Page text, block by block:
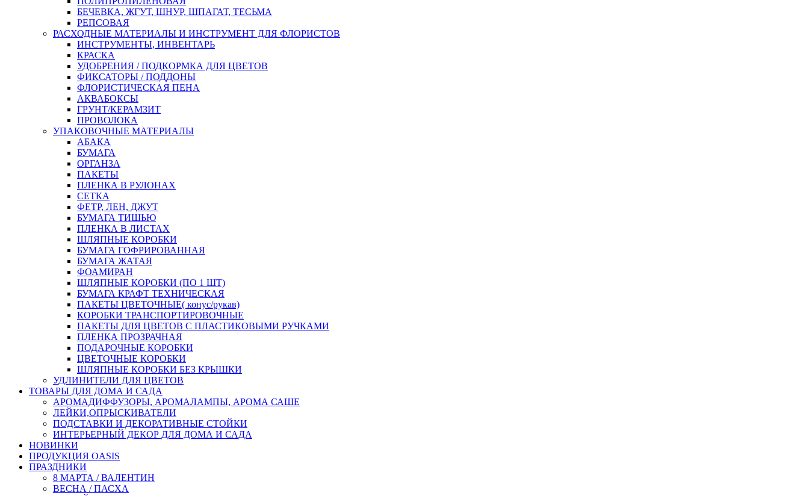
БЕЧЕВКА, ЖГУТ, ШНУР, ШПАГАТ, ТЕСЬМА
РЕПСОВАЯ
РАСХОДНЫЕ МАТЕРИАЛЫ И ИНСТРУМЕНТ ДЛЯ ФЛОРИСТОВ
ИНСТРУМЕНТЫ, ИНВЕНТАРЬ
КРАСКА
УДОБРЕНИЯ / ПОДКОРМКА ДЛЯ ЦВЕТОВ
ФИКСАТОРЫ / ПОДДОНЫ
ФЛОРИСТИЧЕСКАЯ ПЕНА
АКВАБОКСЫ
ГРУНТ/КЕРАМЗИТ
ПРОВОЛОКА
УПАКОВОЧНЫЕ МАТЕРИАЛЫ
АБАКА
БУМАГА
ОРГАНЗА
ПАКЕТЫ
ПЛЕНКА В РУЛОНАХ
СЕТКА
ФЕТР, ЛЕН, ДЖУТ
БУМАГА ТИШЬЮ
ПЛЕНКА В ЛИСТАХ
ШЛЯПНЫЕ КОРОБКИ
БУМАГА ГОФРИРОВАННАЯ
БУМАГА ЖАТАЯ
ФОАМИРАН
ШЛЯПНЫЕ КОРОБКИ (ПО 1 ШТ)
БУМАГА КРАФТ ТЕХНИЧЕСКАЯ
ПАКЕТЫ ЦВЕТОЧНЫЕ( конус/рукав)
КОРОБКИ ТРАНСПОРТИРОВОЧНЫЕ
ПАКЕТЫ ДЛЯ ЦВЕТОВ С ПЛАСТИКОВЫМИ РУЧКАМИ
ПЛЕНКА ПРОЗРАЧНАЯ
ПОДАРОЧНЫЕ КОРОБКИ
ЦВЕТОЧНЫЕ КОРОБКИ
ШЛЯПНЫЕ КОРОБКИ БЕЗ КРЫШКИ
УДЛИНИТЕЛИ ДЛЯ ЦВЕТОВ
ТОВАРЫ ДЛЯ ДОМА И САДА
АРОМАДИФФУЗОРЫ, АРОМАЛАМПЫ, АРОМА САШЕ
ЛЕЙКИ,ОПРЫСКИВАТЕЛИ
ПОДСТАВКИ И ДЕКОРАТИВНЫЕ СТОЙКИ
ИНТЕРЬЕРНЫЙ ДЕКОР ДЛЯ ДОМА И САДА
НОВИНКИ
ПРОДУКЦИЯ OASIS
ПРАЗДНИКИ
8 МАРТА / ВАЛЕНТИН
ВЕСНА / ПАСХА